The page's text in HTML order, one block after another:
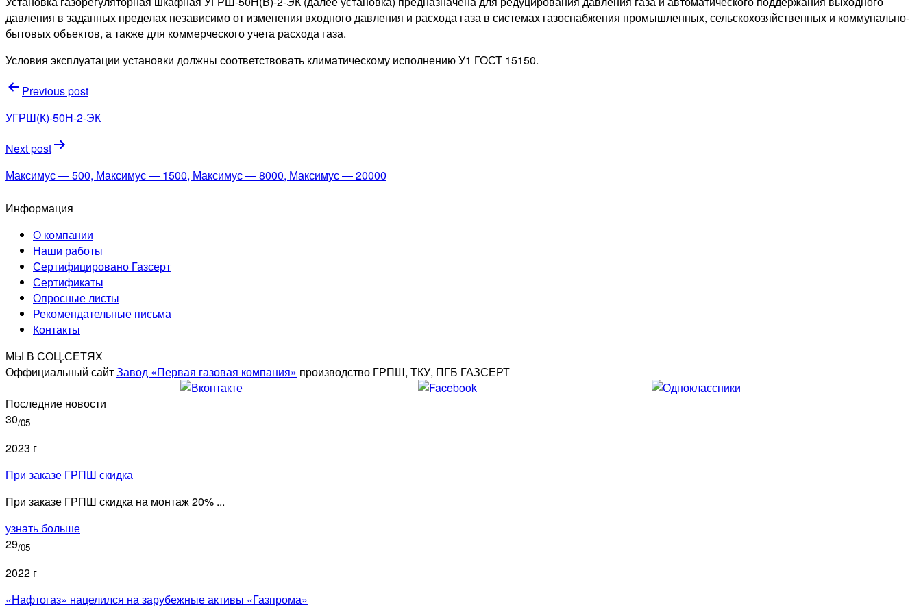
давления в заданных пределах независимо от изменения входного давления и расхода газа в системах газоснабжения промышленных, сельскохозяйственных и коммунально-
бытовых объектов, а также для коммерческого учета расхода газа.
Условия эксплуатации установки должны соответствовать климатическому исполнению У1 ГОСТ 15150.
Навигация
по
записям
Previous post
УГРШ(К)-50Н-2-ЭК
Next post
Максимус — 500, Максимус — 1500, Максимус — 8000, Максимус — 20000
Информация
О компании
Наши работы
Сертифицировано Газсерт
Сертификаты
Опросные листы
Рекомендательные письма
Контакты
МЫ В СОЦ.СЕТЯХ
Оффициальный сайтЗавод «Первая газовая компания» производство ГРПШ, ТКУ, ПГБ ГАЗСЕРТ
Последние новости
30/05
2023 г
При заказе ГРПШ скидка
При заказе ГРПШ скидка на монтаж 20% ...
узнать больше
29/05
2022 г
«Нафтогаз» нацелился на зарубежные активы «Газпрома»